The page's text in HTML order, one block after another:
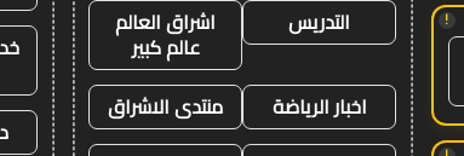
!
التدريس
اشراق العالم
عالم كبير
اخبار الرياضة
منتدى الاشراق